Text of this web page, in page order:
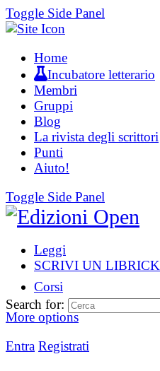
Toggle Side Panel
Home
Incubatore letterario
Membri
Gruppi
Blog
La rivista degli scrittori
Punti
Aiuto!
Toggle Side Panel
Leggi
SCRIVI UN LIBRICK
Corsi
More options
Entra Registrati
Search for: